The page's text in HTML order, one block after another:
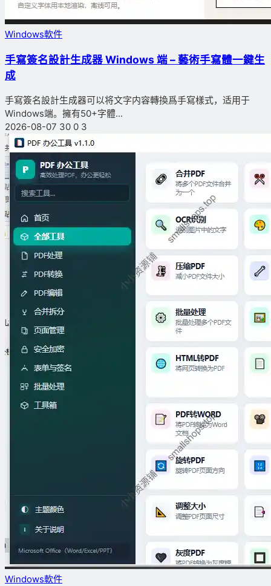
Windows軟件
手寫簽名設計生成器 Windows 端 – 藝術手寫體一鍵生
成
手寫簽名設計生成器可以将文字内容轉換爲手寫樣式，适用于
Windows端。擁有50+字體...
2026-08-07 30 0 3
Windows軟件